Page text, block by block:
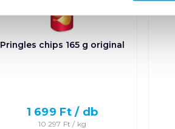
Pringles chips 165 g original
1 699 Ft / db
10 297 Ft / kg